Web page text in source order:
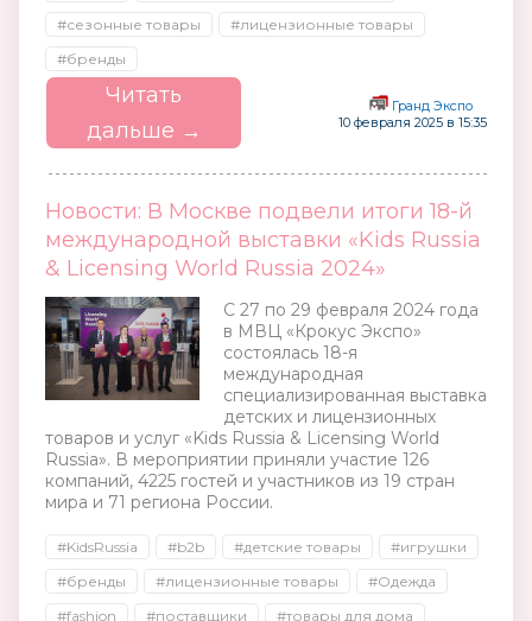
#сезонные товары
#лицензионные товары
#бренды
Читать
дальше →
Гранд Экспо
10 февраля 2025 в 15:35
Новости: В Москве подвели итоги 18-й
международной выставки «Kids Russia
& Licensing World Russia 2024»
С 27 по 29 февраля 2024 года
в МВЦ «Крокус Экспо»
состоялась 18-я
международная
специализированная выставка
детских и лицензионных
товаров и услуг «Kids Russia & Licensing World
Russia». В мероприятии приняли участие 126
компаний, 4225 гостей и участников из 19 стран
мира и 71 региона России.
#KidsRussia #b2b #детские товары
#игрушки
#бренды
#лицензионные товары
#Одежда
#fashion
#поставщики #товары для дома